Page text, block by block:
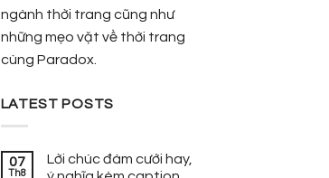
ngành thời trang cũng như
những mẹo vặt về thời trang
cùng Paradox.
LATEST POSTS
07
Th8
Lời chúc đám cưới hay,